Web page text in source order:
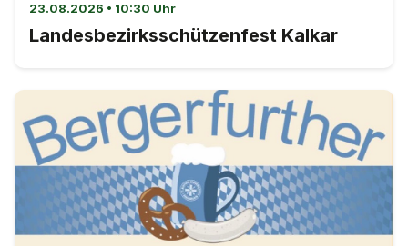
23.08.2026 • 10:30 Uhr
Landesbezirksschützenfest Kalkar